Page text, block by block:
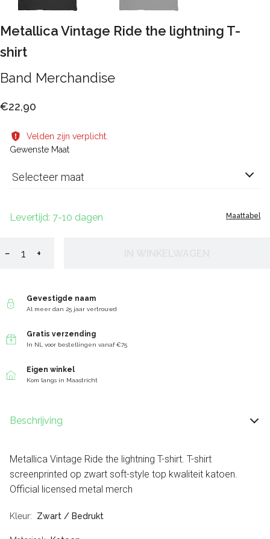
Metallica Vintage Ride the lightning T-
shirt
Band Merchandise
€22,90
Velden zijn verplicht.
Gewenste Maat
Selecteer maat
Maattabel
Levertijd: 7-10 dagen
− +
Gevestigde naam
Al meer dan 25 jaar vertrouwd
Gratis verzending
In NL voor bestellingen vanaf €75
Eigen winkel
Kom langs in Maastricht
Beschrijving
Metallica Vintage Ride the lightning T-shirt. T-shirt
screenprinted op zwart soft-style top kwaliteit katoen.
Official licensed metal merch
Kleur Zwart / Bedrukt